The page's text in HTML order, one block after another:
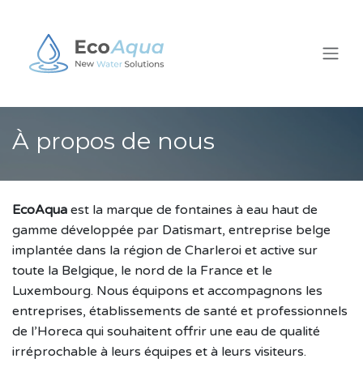
À propos de nous
EcoAqua est la marque de fontaines à eau haut de
gamme développée par Datismart, entreprise belge
implantée dans la région de Charleroi et active sur
toute la Belgique, le nord de la France et le
Luxembourg. Nous équipons et accompagnons les
entreprises, établissements de santé et professionnels
de l’Horeca qui souhaitent offrir une eau de qualité
irréprochable à leurs équipes et à leurs visiteurs.